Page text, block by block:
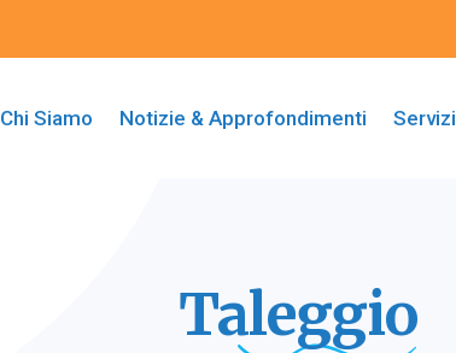
Chi Siamo Notizie & Approfondimenti Servizi
Taleggio